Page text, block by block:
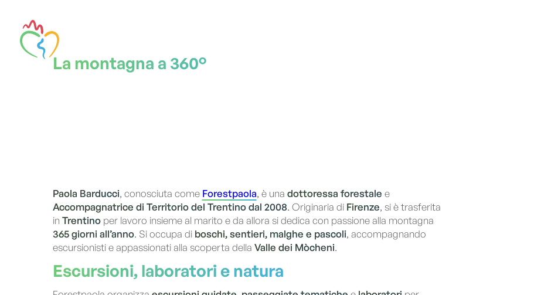
La montagna a 360°
Paola Barducci, conosciuta come Forestpaola, è una dottoressa forestale e
Accompagnatrice di Territorio del Trentino dal 2008. Originaria di Firenze, si è trasferita
in Trentinoper lavoro insieme al marito e da allora si dedica con passione alla montagna
365 giorni all’anno. Si occupa di boschi, sentieri, malghe e pascoli, accompagnando
escursionisti e appassionati alla scoperta della Valle dei Mòcheni.
Escursioni, laboratori e natura